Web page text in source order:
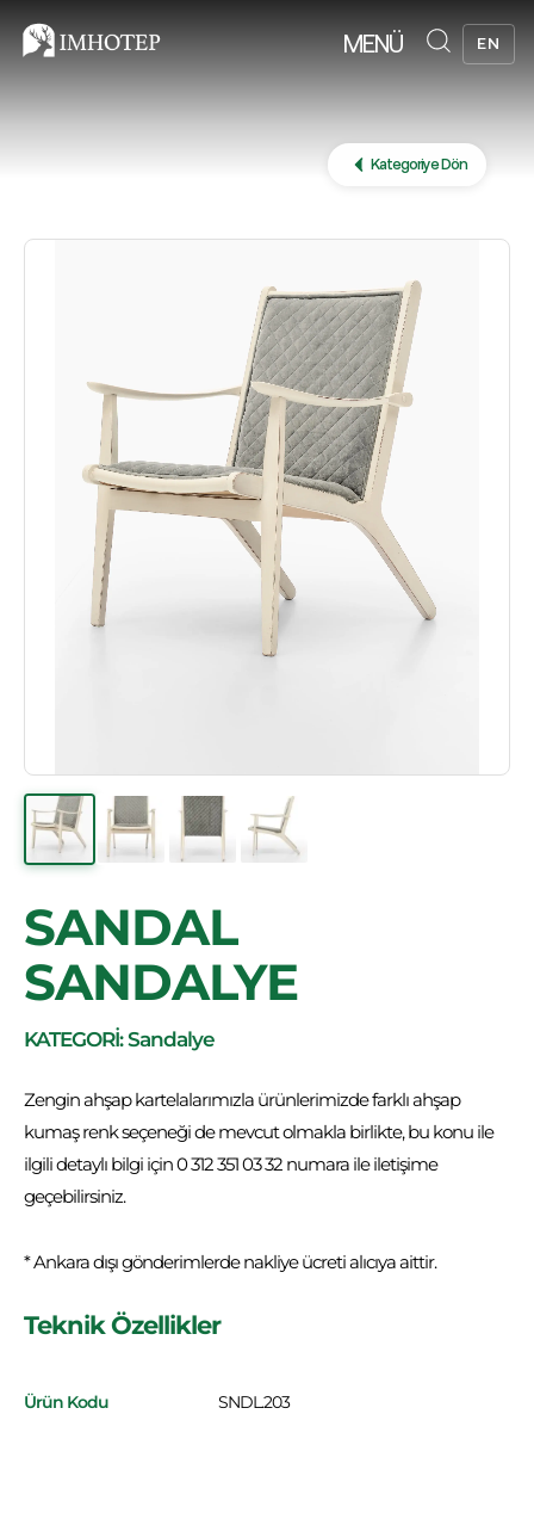
MENÜ EN
Kategoriye Dön
SANDAL
SANDALYE
KATEGORİ: Sandalye
Zengin ahşap kartelalarımızla ürünlerimizde farklı ahşap
kumaş renk seçeneği de mevcut olmakla birlikte, bu konu ile
ilgili detaylı bilgi için 0 312 351 03 32 numara ile iletişime
geçebilirsiniz.
* Ankara dışı gönderimlerde nakliye ücreti alıcıya aittir.
Teknik Özellikler
Ürün Kodu SNDL.203